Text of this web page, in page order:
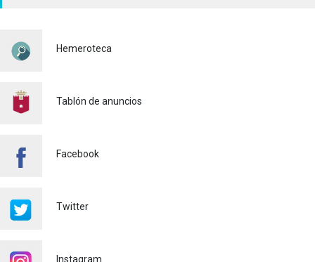
Policía 29/07/2026
PARA CONTROLAR LA
EN ALAQUÀS
Hemeroteca
Tablón de anuncios
Facebook
Twitter
Instagram